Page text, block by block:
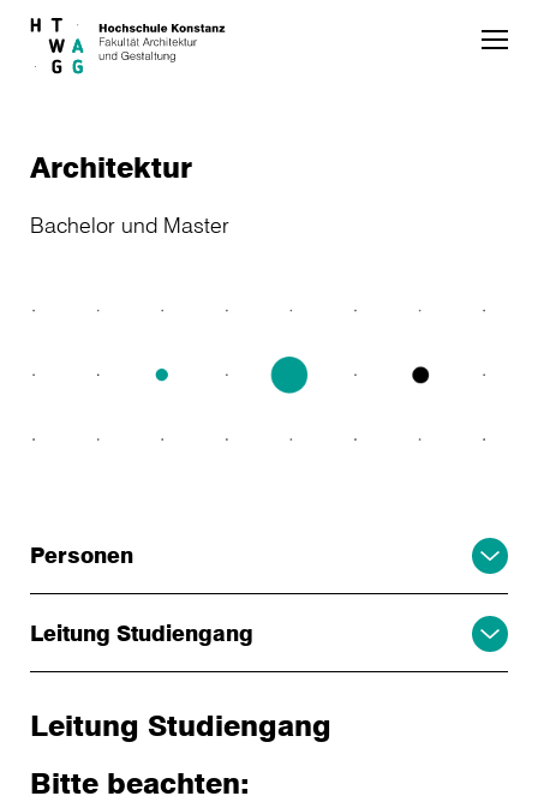
Skip to main content
Architektur
Bachelor und Master
Personen
Leitung Studiengang
Leitung Studiengang
Bitte beachten: